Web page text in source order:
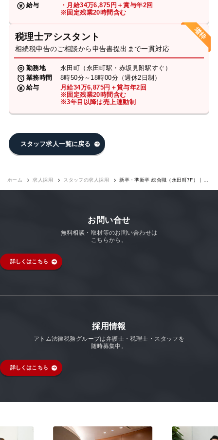
給与
・月給34万6,875円＋賞与年2回
※固定残業20時間含む
税理士アシスタント
相続税申告のご相談から申告書提出まで一貫対応
勤務地
永田町（永田町駅・赤坂見附駅すぐ）
業務時間
8時50分～18時00分（週休2日制）
給与
月給34万6,875円＋賞与年2回
※固定残業20時間含む
※3年目以降は売上連動制
スタッフ求人一覧に戻る
ホーム 求人採用 スタッフの求人採用
新卒・準新卒 総合職（永田町7F）｜求
お問い合せ
無料相談・取材等のお問い合わせは
こちらから。
詳しくはこちら
採用情報
アトム法律税務グループは弁護士・税理士・スタッフを
随時募集中。
詳しくはこちら